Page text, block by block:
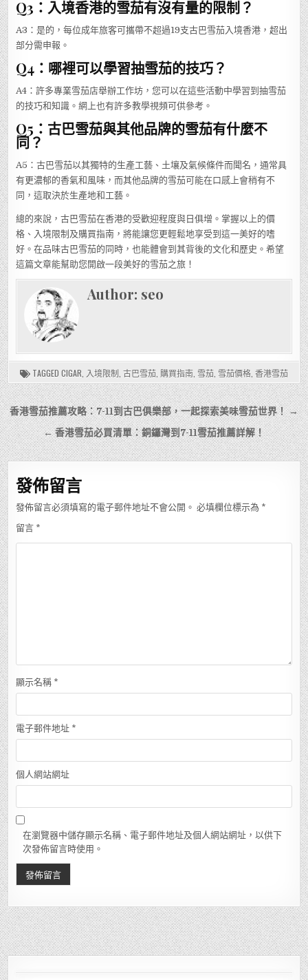
Q3：入境香港的雪茄有沒有量的限制？
A3：是的，每位成年旅客可攜帶不超過19支古巴雪茄入境香港，超出
部分需申報。
Q4：哪裡可以學習抽雪茄的技巧？
A4：許多專業雪茄店舉辦工作坊，您可以在這些活動中學習到抽雪茄
的技巧和知識。網上也有許多教學視頻可供參考。
Q5：古巴雪茄與其他品牌的雪茄有什麼不
同？
A5：古巴雪茄以其獨特的生產工藝、土壤及氣候條件而聞名，通常具
有更濃郁的香氣和風味，而其他品牌的雪茄可能在口感上會稍有不
同，這取決於生產地和工藝。
總的來說，古巴雪茄在香港的受歡迎程度與日俱增。掌握以上的價
格、入境限制及購買指南，將能讓您更輕鬆地享受到這一美好的嗜
好。在品味古巴雪茄的同時，也能體會到其背後的文化和歷史。希望
這篇文章能幫助您開啟一段美好的雪茄之旅！
Author: seo
TAGGED CIGAR 入境限制 古巴雪茄 購買指南 雪茄 雪茄價格 香港雪茄
文
章
導
覽
香港雪茄推薦攻略：7-11到古巴俱樂部，一起探索美味雪茄世界！ →
← 香港雪茄必買清單：銅鑼灣到7-11雪茄推薦詳解！
發佈留言
發佈留言必須填寫的電子郵件地址不會公開。 必填欄位標示為 *
留言 *
顯示名稱 *
電子郵件地址 *
個人網站網址
在瀏覽器中儲存顯示名稱、電子郵件地址及個人網站網址，以供下
次發佈留言時使用。